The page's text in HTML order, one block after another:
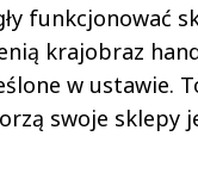
funkcjonować
krajobraz
w ustawie.
swoje sklepy